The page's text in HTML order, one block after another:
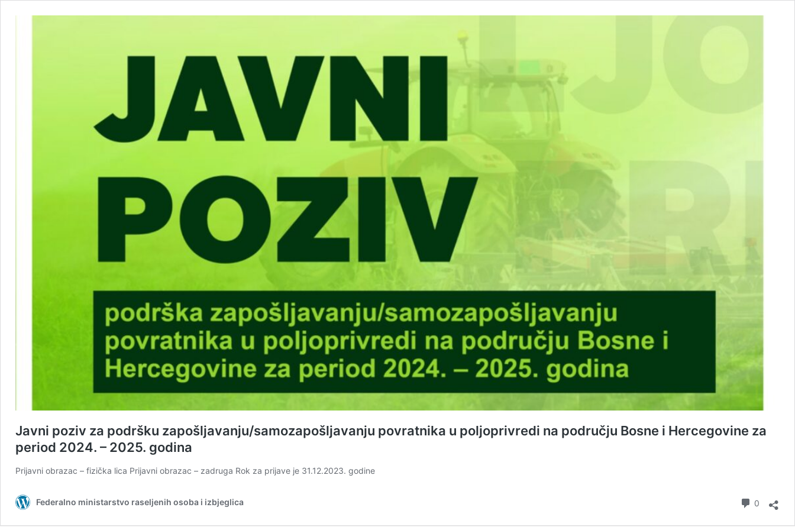
Javni poziv za podršku zapošljavanju/samozapošljavanju povratnika u poljoprivredi na području Bosne i Hercegovine za
period 2024. – 2025. godina
Prijavni obrazac – fizička lica Prijavni obrazac – zadruga Rok za prijave je 31.12.2023. godine
Federalno ministarstvo raseljenih osoba i izbjeglica 0